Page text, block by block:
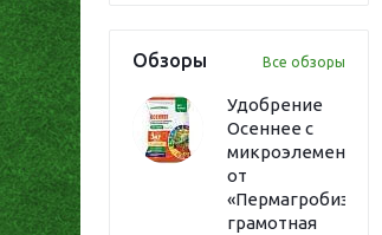
Обзоры Все обзоры
Удобрение
Осеннее с
микроэлементами
от
«Пермагробизнес»:
грамотная